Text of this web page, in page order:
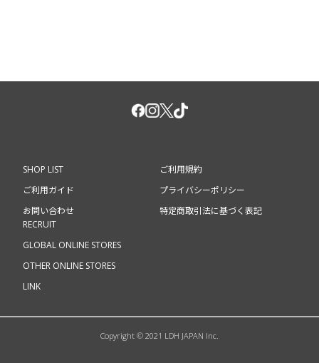
SHOP LIST
ご利用ガイド
お問い合わせ
ご利用規約
プライバシーポリシー
特定商取引法に基づく表記
RECRUIT
GLOBAL ONLINE STORES
OTHER ONLINE STORES
LINK
Copyright © 2021 LDH JAPAN Inc.